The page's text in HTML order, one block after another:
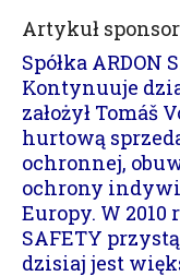
Artykuł
Spółka ARDON
Kontynuuje
założył Tomáš
hurtową
ochronnej,
ochrony
Europy. W 2010
SAFETY
dzisiaj jest